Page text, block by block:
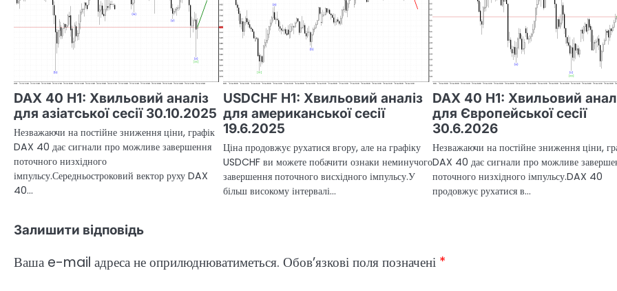
DAX 40 H1: Хвильовий аналіз
для азіатської сесії 30.10.2025
Незважаючи на постійне зниження ціни, графік
DAX 40 дає сигнали про можливе завершення
поточного низхідного
імпульсу.Середньостроковий вектор руху DAX
40…
USDCHF H1: Хвильовий аналіз
для американської сесії
19.6.2025
Ціна продовжує рухатися вгору, але на графіку
USDCHF ви можете побачити ознаки неминучого
завершення поточного висхідного імпульсу.У
більш високому інтервалі…
DAX 40 H1: Хвильовий
для Європейської сесії
30.6.2026
Незважаючи на постійне зниження ціни,
DAX 40 дає сигнали про можливе
поточного низхідного імпульсу.DAX 40
продовжує рухатися в…
Залишити відповідь
Ваша e-mail адреса не оприлюднюватиметься. Обов’язкові поля позначені *